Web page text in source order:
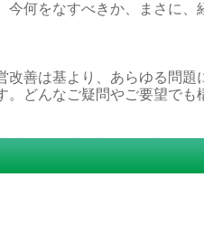
何をなすべきか、まさに、
善は基より、あらゆる問題
どんなご疑問やご要望でも